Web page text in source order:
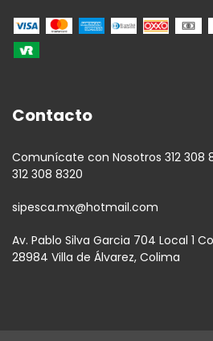
Contacto
Comunícate con Nosotros 312 308
312 308 8320
sipesca.mx@hotmail.com
Av. Pablo Silva Garcia 704 Local 1
28984 Villa de Álvarez, Colima